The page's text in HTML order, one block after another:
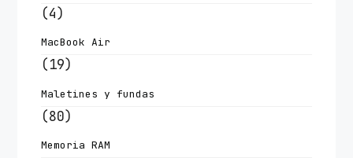
(4)
MacBook Air
(19)
Maletines y fundas
(80)
Memoria RAM